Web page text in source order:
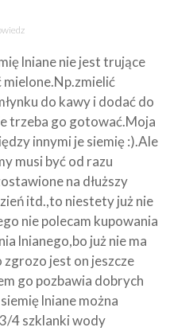
lniane nie jest trujące
mielone.Np.zmielić
do kawy i dodać do
trzeba go gotować.Moja
innymi je siemię :).Ale
musi być od razu
na dłuższy
itd.,to niestety już nie
nie polecam kupowania
lnianego,bo już nie ma
zgrozo jest on jeszcze
go pozbawia dobrych
lniane można
4 szklanki wody